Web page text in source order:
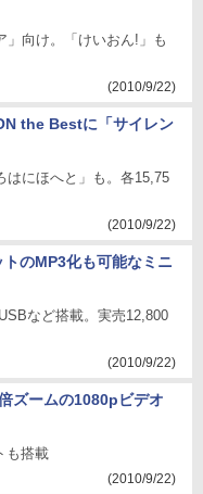
」向け。「けいおん!」も
(2010/9/22)
the Bestに「サイレン
はにほへと」も。各15,75
(2010/9/22)
のMP3化も可能なミニ
など搭載。実売12,800
(2010/9/22)
ズームの1080pビデオ
も搭載
(2010/9/22)